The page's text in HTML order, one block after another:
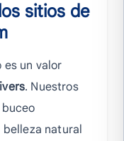
sitios de
es un valor
. Nuestros
natural